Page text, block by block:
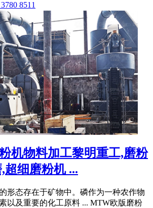
8511
机物料加工黎明重工,磨粉
超细磨粉机 ...
形态存在于矿物中。磷作为一种农作物
以及重要的化工原料 ... MTW欧版磨粉